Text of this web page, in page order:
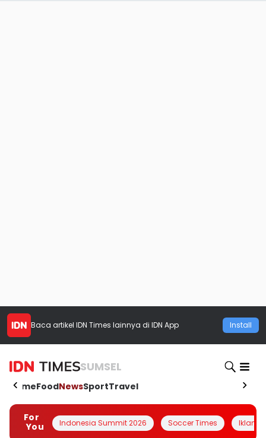
Baca artikel IDN Times lainnya di IDN App Install
SUMSEL
HomeFoodNewsSportTravel
For
You
Indonesia Summit 2026 Soccer Times Iklanin